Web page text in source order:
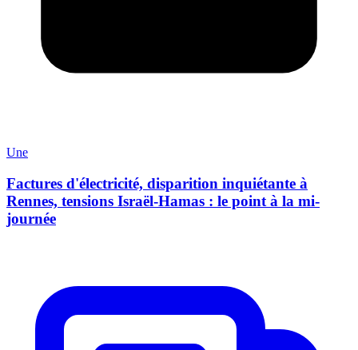
Une
Factures d'électricité, disparition inquiétante à
Rennes, tensions Israël-Hamas : le point à la mi-
journée